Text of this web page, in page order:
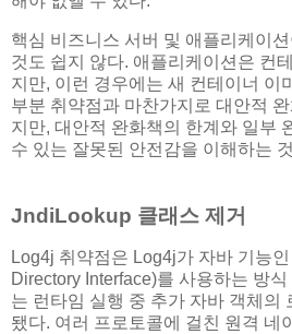
핵심 비즈니스 서버 및 애플리케이
것도 쉽지 않다. 애플리케이션은 컨
지만, 이런 경우에는 새 컨테이너 이
부분 취약점과 마찬가지로 대안적
지만, 대안적 완화책의 한계와 일부
수 있는 잘못된 안전감을 이해하는
JndiLookup 클래스 제거
Log4j 취약점은 Log4j가 자바 기능
Directory Interface)를 사용하는 방
는 런타임 실행 중 추가 자바 객체의
됐다. 여러 프로토콜에 걸친 원격 네